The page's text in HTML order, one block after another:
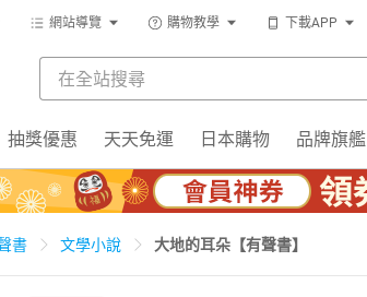
網站導覽 購物教學 下載APP
抽獎優惠 天天免運 日本購物 品牌旗艦
書 文學小說 大地的耳朵【有聲書】